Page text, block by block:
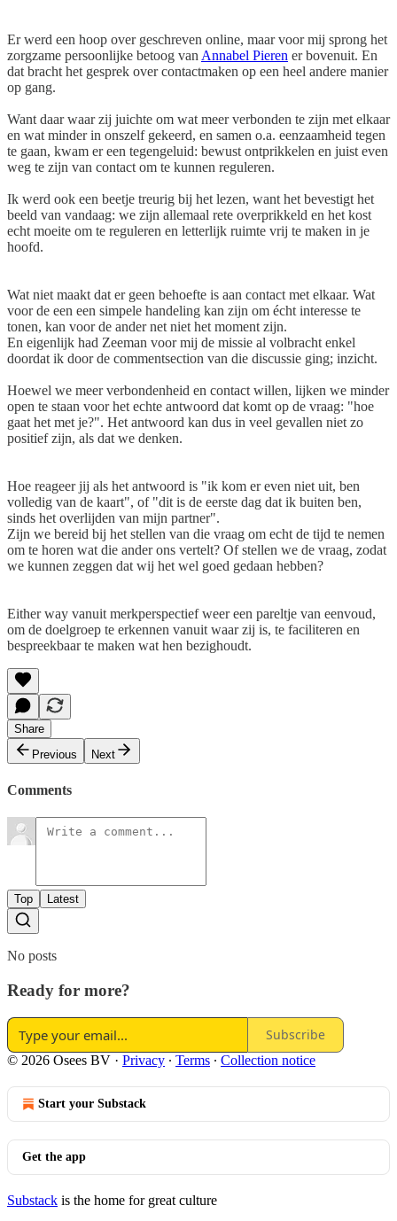
Er werd een hoop over geschreven online, maar voor mij sprong het
zorgzame persoonlijke betoog van Annabel Pieren er bovenuit. En
dat bracht het gesprek over contactmaken op een heel andere manier
op gang.
Want daar waar zij juichte om wat meer verbonden te zijn met elkaar
en wat minder in onszelf gekeerd, en samen o.a. eenzaamheid tegen
te gaan, kwam er een tegengeluid: bewust ontprikkelen en juist even
weg te zijn van contact om te kunnen reguleren.
Ik werd ook een beetje treurig bij het lezen, want het bevestigt het
beeld van vandaag: we zijn allemaal rete overprikkeld en het kost
echt moeite om te reguleren en letterlijk ruimte vrij te maken in je
hoofd.
Wat niet maakt dat er geen behoefte is aan contact met elkaar. Wat
voor de een een simpele handeling kan zijn om écht interesse te
tonen, kan voor de ander net niet het moment zijn.
En eigenlijk had Zeeman voor mij de missie al volbracht enkel
doordat ik door de commentsection van die discussie ging; inzicht.
Hoewel we meer verbondenheid en contact willen, lijken we minder
open te staan voor het echte antwoord dat komt op de vraag: "hoe
gaat het met je?". Het antwoord kan dus in veel gevallen niet zo
positief zijn, als dat we denken.
Hoe reageer jij als het antwoord is "ik kom er even niet uit, ben
volledig van de kaart", of "dit is de eerste dag dat ik buiten ben,
sinds het overlijden van mijn partner".
Zijn we bereid bij het stellen van die vraag om echt de tijd te nemen
om te horen wat die ander ons vertelt? Of stellen we de vraag, zodat
we kunnen zeggen dat wij het wel goed gedaan hebben?
Either way vanuit merkperspectief weer een pareltje van eenvoud,
om de doelgroep te erkennen vanuit waar zij is, te faciliteren en
bespreekbaar te maken wat hen bezighoudt.
Share
Previous
Next
Comments
Top Latest
No posts
Ready for more?
Subscribe
© 2026 Osees BV · Privacy ∙ Terms ∙ Collection notice
Start your Substack
Get the app
Substack is the home for great culture